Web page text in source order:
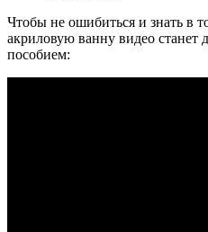
Чтобы не ошибиться и знать в
акриловую ванну видео станет
пособием: